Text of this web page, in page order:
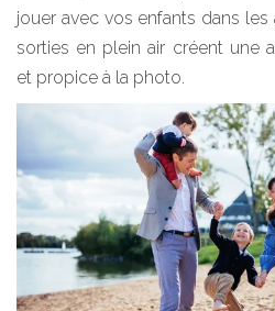
jouer avec vos enfants dans les
sorties en plein air créent une
et propice à la photo.